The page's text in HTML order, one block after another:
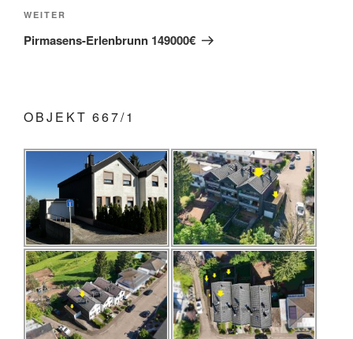
Nächster
Beitrag
WEITER
Pirmasens-Erlenbrunn 149000€
OBJEKT 667/1